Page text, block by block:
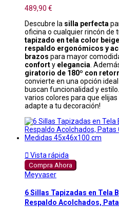
489,90 €
Descubre la silla perfecta
oficina o cualquier rincón de
tapizado en tela color beige
respaldo ergonómicos y
brazos para mayor
conforty elegancia .
giratorio de 180º con
convierte en una opción
buscan funcionalidad y
varios colores para que
adapte a tu decoración!
 Vista rápida
Compra Ahora
Meyvaser
6 Sillas Tapizadas en Tela
Respaldo Acolchados,